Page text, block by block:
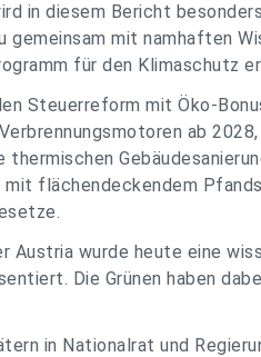
in diesem Bericht
gemeinsam mit namhaften
für den Klimaschutz
Steuerreform mit Öko-
ab
flächendeckendem
Austria wurde heute eine
Die Grünen haben
in Nationalrat und